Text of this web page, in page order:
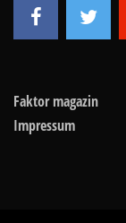
Faktor magazin
Impressum